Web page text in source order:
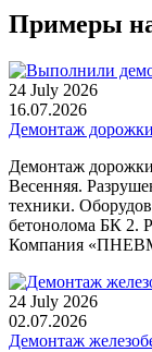
Примеры
24 July 2026
16.07.2026
Демонтаж
Демонтаж
Весенняя.
техники.
бетонолома БК 2.
Компания
24 July 2026
02.07.2026
Демонтаж